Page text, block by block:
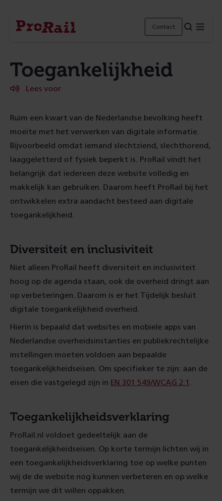
Navigatie
Homepage Contact
Toegankelijkheid
Lees voor
Ruim een kwart van de Nederlandse bevolking heeft
moeite met het verwerken van digitale informatie.
Bijvoorbeeld omdat iemand slechtziend, slechthorend,
laaggeletterd of fysiek beperkt is. ProRail vindt het
belangrijk dat iedereen deze website volledig en
makkelijk kan gebruiken. Daarom heeft ProRail bij het
ontwikkelen extra aandacht besteed aan digitale
toegankelijkheid.
Diversiteit en inclusiviteit
Niet alleen ProRail heeft diversiteit en inclusiviteit
hoog op de agenda staan, ook de overheid dringt aan
op verbeteringen. Daarom is er het Tijdelijk besluit
digitale toegankelijkheid overheid.
Hierin is bepaald dat websites en mobiele apps van
Nederlandse overheidsinstanties en publiekrechtelijke
instellingen moeten voldoen aan bepaalde
toegankelijkheidseisen. Om specifieker te zijn: aan de
eisen die vastgelegd zijn in EN 301 549/WCAG 2.1
Toegankelijkheidsverklaring
ProRail.nl voldoet gedeeltelijk aan de
toegankelijkheidseisen. Op korte termijn lichten wij in
een toegankelijkheidsverklaring toe op welke punten
wij de de website nog kunnen verbeteren en op welke
termijn we dit willen oppakken.